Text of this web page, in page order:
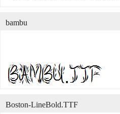
bambu
Boston-LineBold.TTF